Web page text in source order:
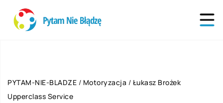
PYTAM-NIE-BLADZE / Motoryzacja / Łukasz Brożek
Upperclass Service